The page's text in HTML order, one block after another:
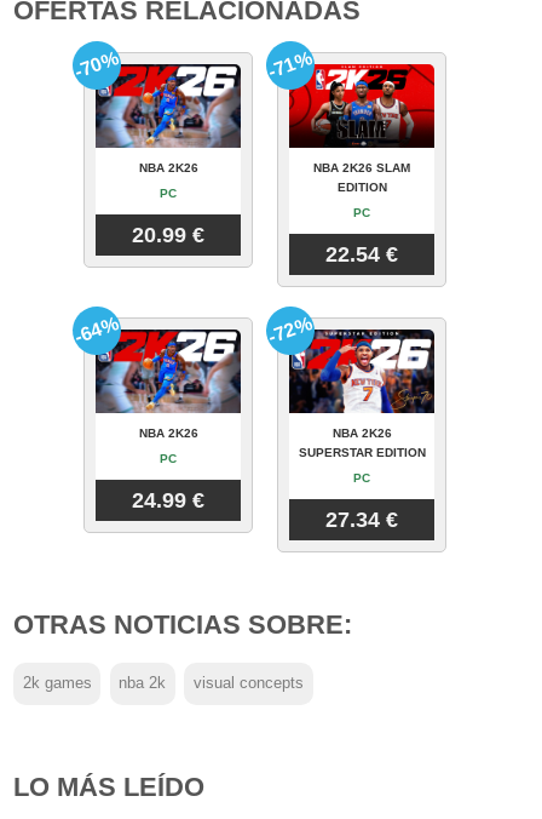
OFERTAS RELACIONADAS
NBA 2K26
PC
20.99 €
-70%
NBA 2K26 SLAM
EDITION
PC
22.54 €
-71%
NBA 2K26
PC
24.99 €
-64%
NBA 2K26
SUPERSTAR EDITION
PC
27.34 €
-72%
OTRAS NOTICIAS SOBRE:
2k games nba 2k visual concepts
LO MÁS LEÍDO